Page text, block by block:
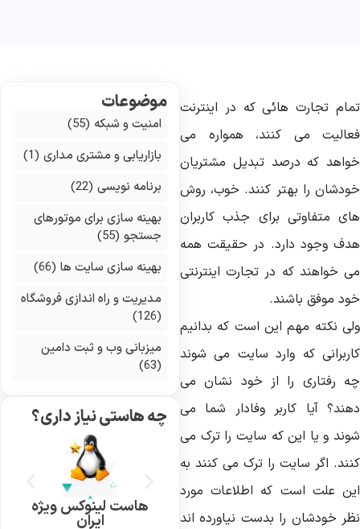
تجارت هائی که در اینترنت
می کنند، همواره می
که درصد تبدیل مشتریان
را بهتر کنند. خوب، روش
متفاوتی برای جذب کاربران
وجود دارد. در حقیقت همه
خواهند که در تجارت اینترنتی
موفق باشند.
نکته مهم این است که بدانیم
که وارد سایت می شوند
رفتاری را از خود نشان می
آیا کاربر وفادار شما می
و یا این که سایت را ترک می
اگر سایت را ترک می کنند به
علت است که اطلاعات مورد
خودشان را بدست نیاورده اند
موضوعات
امنیت و شبکه(55)
بازاریابی و مشتری مداری(1)
برنامه نویسی(22)
بهینه سازی برای موتورهای
جستجو(55)
بهینه سازی سایت ها(66)
مدیریت و راه اندازی فروشگاه
میزبانی وب و ثبت دامین
چه هاستی نیاز داری؟
هاست لینوکس ویژه
ایران